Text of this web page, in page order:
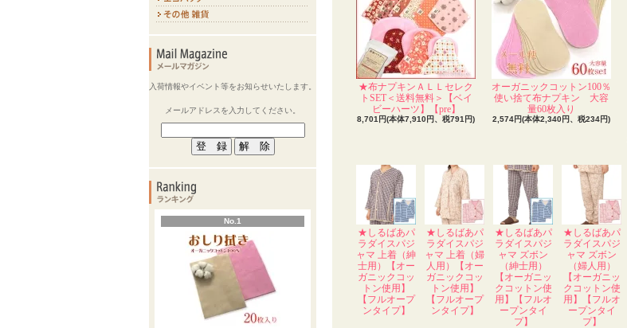
入荷情報やイベント等をお知らせいたします。
メールアドレスを入力してください。
No.1
★布ナプキンＡＬＬセレク
トSET＜送料無料＞【ベイ
ビーハーツ】【pre】
8,701円(本体7,910円、税791円)
オーガニックコットン100％
使い捨て布ナプキン 大容
量60枚入り
2,574円(本体2,340円、税234円)
★しるばあパ
ラダイスパジ
ャマ 上着（紳
士用）【オー
ガニックコッ
トン使用】
【フルオープ
ンタイプ】
★しるばあパ
ラダイスパジ
ャマ 上着（婦
人用）【オー
ガニックコッ
トン使用】
【フルオープ
ンタイプ】
★しるばあパ
ラダイスパジ
ャマ ズボン
（紳士用）
【オーガニッ
クコットン使
用】【フルオ
ープンタイ
プ】
★しるばあパ
ラダイスパジ
ャマ ズボン
（婦人用）
【オーガニッ
クコットン使
用】【フルオ
ープンタイ
プ】